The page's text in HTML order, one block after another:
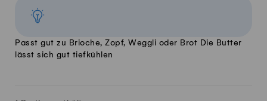
Passt gut zu Brioche, Zopf, Weggli oder Brot Die Butter
lässt sich gut tiefkühlen